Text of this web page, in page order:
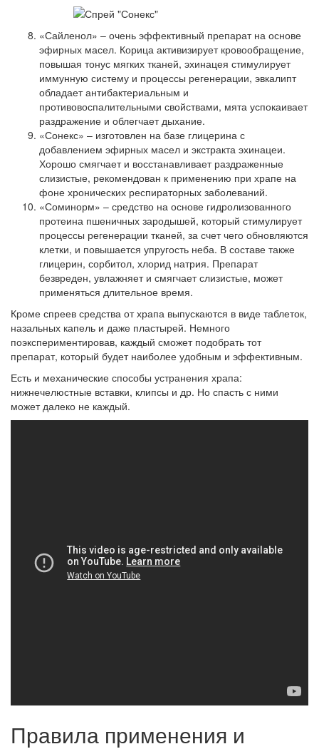
«Сайленол» – очень эффективный препарат на основе
эфирных масел. Корица активизирует кровообращение,
повышая тонус мягких тканей, эхинацея стимулирует
иммунную систему и процессы регенерации, эвкалипт
обладает антибактериальным и
противовоспалительными свойствами, мята успокаивает
раздражение и облегчает дыхание.
«Сонекс» – изготовлен на базе глицерина с
добавлением эфирных масел и экстракта эхинацеи.
Хорошо смягчает и восстанавливает раздраженные
слизистые, рекомендован к применению при храпе на
фоне хронических респираторных заболеваний.
«Соминорм» – средство на основе гидролизованного
протеина пшеничных зародышей, который стимулирует
процессы регенерации тканей, за счет чего обновляются
клетки, и повышается упругость неба. В составе также
глицерин, сорбитол, хлорид натрия. Препарат
безвреден, увлажняет и смягчает слизистые, может
применяться длительное время.
Кроме спреев средства от храпа выпускаются в виде таблеток,
назальных капель и даже пластырей. Немного
поэкспериментировав, каждый сможет подобрать тот
препарат, который будет наиболее удобным и эффективным.
Есть и механические способы устранения храпа:
нижнечелюстные вставки, клипсы и др. Но спасть с ними
может далеко не каждый.
Правила применения и